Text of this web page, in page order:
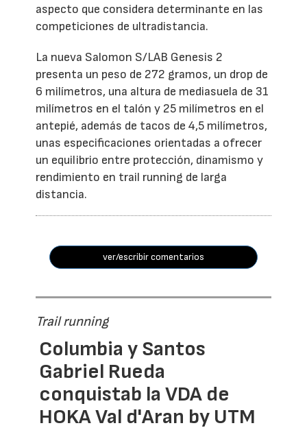
aspecto que considera determinante en las
competiciones de ultradistancia.
La nueva Salomon S/LAB Genesis 2
presenta un peso de 272 gramos, un drop de
6 milímetros, una altura de mediasuela de 31
milímetros en el talón y 25 milímetros en el
antepié, además de tacos de 4,5 milímetros,
unas especificaciones orientadas a ofrecer
un equilibrio entre protección, dinamismo y
rendimiento en trail running de larga
distancia.
ver/escribir comentarios
Trail running
Columbia y Santos
Gabriel Rueda
conquistab la VDA de
HOKA Val d'Aran by UTM